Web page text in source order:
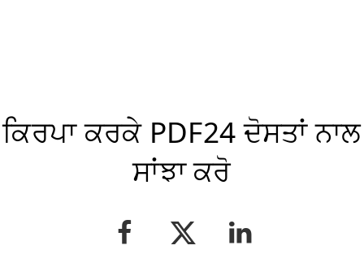
ਕਿਰਪਾ ਕਰਕੇ PDF24 ਦੋਸਤਾਂ ਨਾਲ
ਸਾਂਝਾ ਕਰੋ